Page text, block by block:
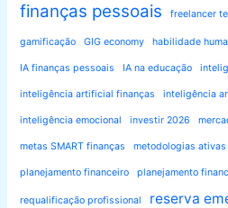
finanças pessoais freelancer
gamificação GIG economy habilidade
IA finanças pessoais IA na educação
inteligência artificial finanças inteligência
inteligência emocional investir 2026
metas SMART finanças metodologias ativas
planejamento financeiro planejamento
requalificação profissional reserva